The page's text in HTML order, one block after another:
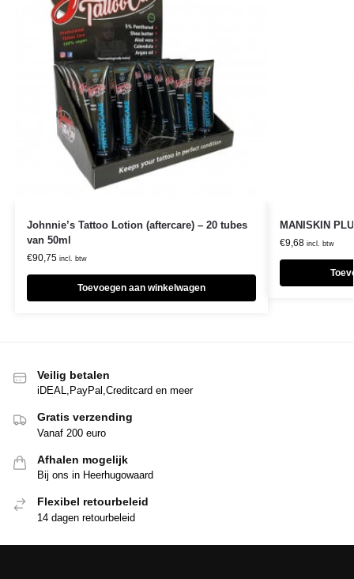
Johnnie’s Tattoo Lotion (aftercare) – 20 tubes
van 50ml
€90,75 incl. btw
Toevoegen aan winkelwagen
MANISKIN
€9,68 incl. btw
Veilig betalen
iDEAL,PayPal,Creditcard en meer
Gratis verzending
Vanaf 200 euro
Afhalen mogelijk
Bij ons in Heerhugowaard
Flexibel retourbeleid
14 dagen retourbeleid